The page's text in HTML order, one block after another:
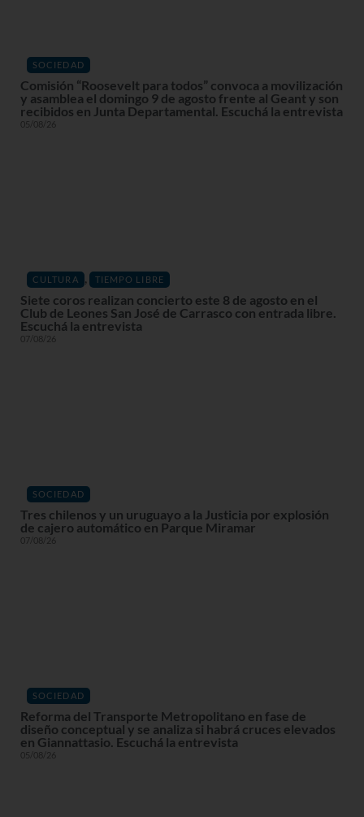
SOCIEDAD
Comisión “Roosevelt para todos” convoca a movilización
y asamblea el domingo 9 de agosto frente al Geant y son
recibidos en Junta Departamental. Escuchá la entrevista
05/08/26
CULTURA , TIEMPO LIBRE
Siete coros realizan concierto este 8 de agosto en el
Club de Leones San José de Carrasco con entrada libre.
Escuchá la entrevista
07/08/26
SOCIEDAD
Tres chilenos y un uruguayo a la Justicia por explosión
de cajero automático en Parque Miramar
07/08/26
SOCIEDAD
Reforma del Transporte Metropolitano en fase de
diseño conceptual y se analiza si habrá cruces elevados
en Giannattasio. Escuchá la entrevista
05/08/26